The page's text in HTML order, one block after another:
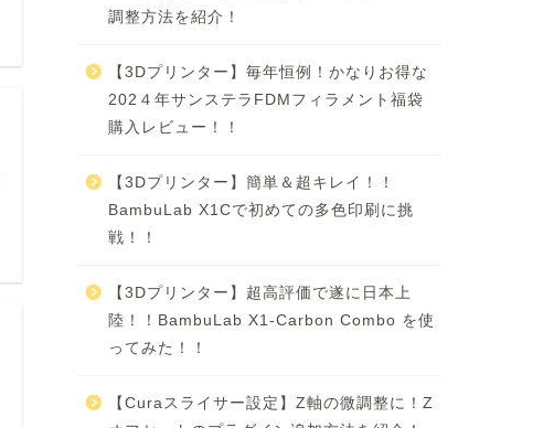
調整方法を紹介！
【3Dプリンター】毎年恒例！かなりお得な
202４年サンステラFDMフィラメント福袋
購入レビュー！！
【3Dプリンター】簡単＆超キレイ！！
BambuLab X1Cで初めての多色印刷に挑
戦！！
【3Dプリンター】超高評価で遂に日本上
陸！！BambuLab X1-Carbon Combo を使
ってみた！！
【Curaスライサー設定】Z軸の微調整に！Z